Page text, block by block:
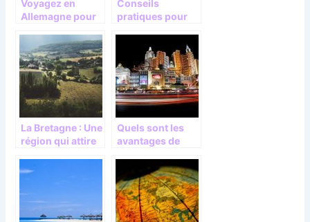
Voyagez en
Allemagne pour
découvertes
Conseils
pratiques pour
La Bretagne : Une
région qui attire
Quels sont les
avantages de